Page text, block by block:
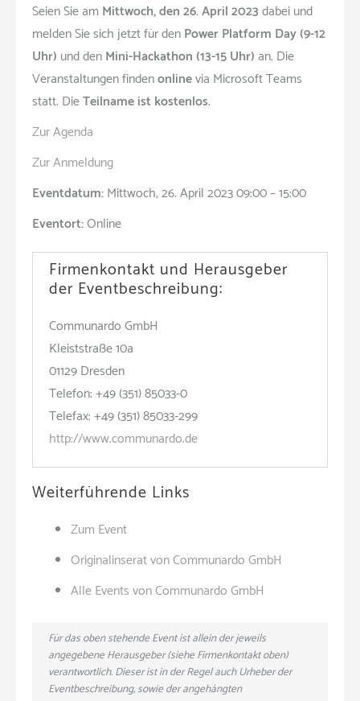
Seien Sie am Mittwoch, den 26. April 2023dabei und
melden Sie sich jetzt für denPower Platform Day (9-12
Uhr) und denMini-Hackathon (13-15 Uhr) an. Die
Veranstaltungen findenonlinevia Microsoft Teams
statt. DieTeilname ist kostenlos.
Zur Agenda
Zur Anmeldung
Eventdatum:Mittwoch, 26. April 2023 09:00 – 15:00
Eventort:Online
Firmenkontakt und Herausgeber
der Eventbeschreibung:
Communardo GmbH
Kleiststraße 10a
01129 Dresden
Telefon: +49 (351) 85033-0
Telefax: +49 (351) 85033-299
http://www.communardo.de
Weiterführende Links
Zum Event
Originalinserat von Communardo GmbH
Alle Events von Communardo GmbH
Für das oben stehende Event ist allein der jeweils
angegebene Herausgeber (siehe Firmenkontakt oben)
verantwortlich. Dieser ist in der Regel auch Urheber der
Eventbeschreibung, sowie der angehängten